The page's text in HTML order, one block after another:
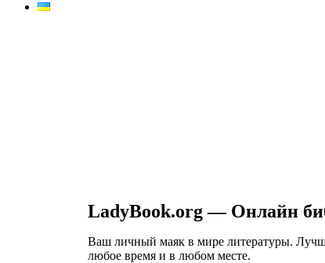
LadyBook.org — Онлайн
Ваш личный маяк в мире литературы.
любое время и в любом месте.